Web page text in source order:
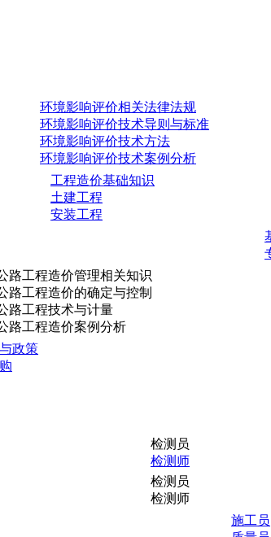
环境影响评价相关法律法规
环境影响评价技术导则与标准
环境影响评价技术方法
环境影响评价技术案例分析
工程造价基础知识
土建工程
安装工程
路工程造价管理相关知识
路工程造价的确定与控制
路工程技术与计量
路工程造价案例分析
政策
检测员
检测师
检测员
检测师
施工员